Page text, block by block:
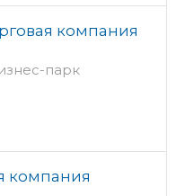
компания
парк
компания